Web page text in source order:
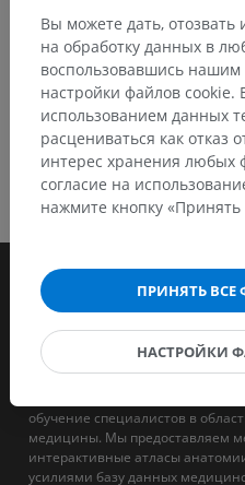
обучение специалистов в
медицины. Мы предоставляем
интерактивные атласы
усилиями базу данных
Вы можете дать, отозвать
на обработку данных в
воспользовавшись нашим
настройки файлов cookie.
использованием данных
расцениваться как
интерес хранения любых
согласие на
нажмите кнопку
ПРИНЯТЬ ВСЕ
НАСТРОЙКИ